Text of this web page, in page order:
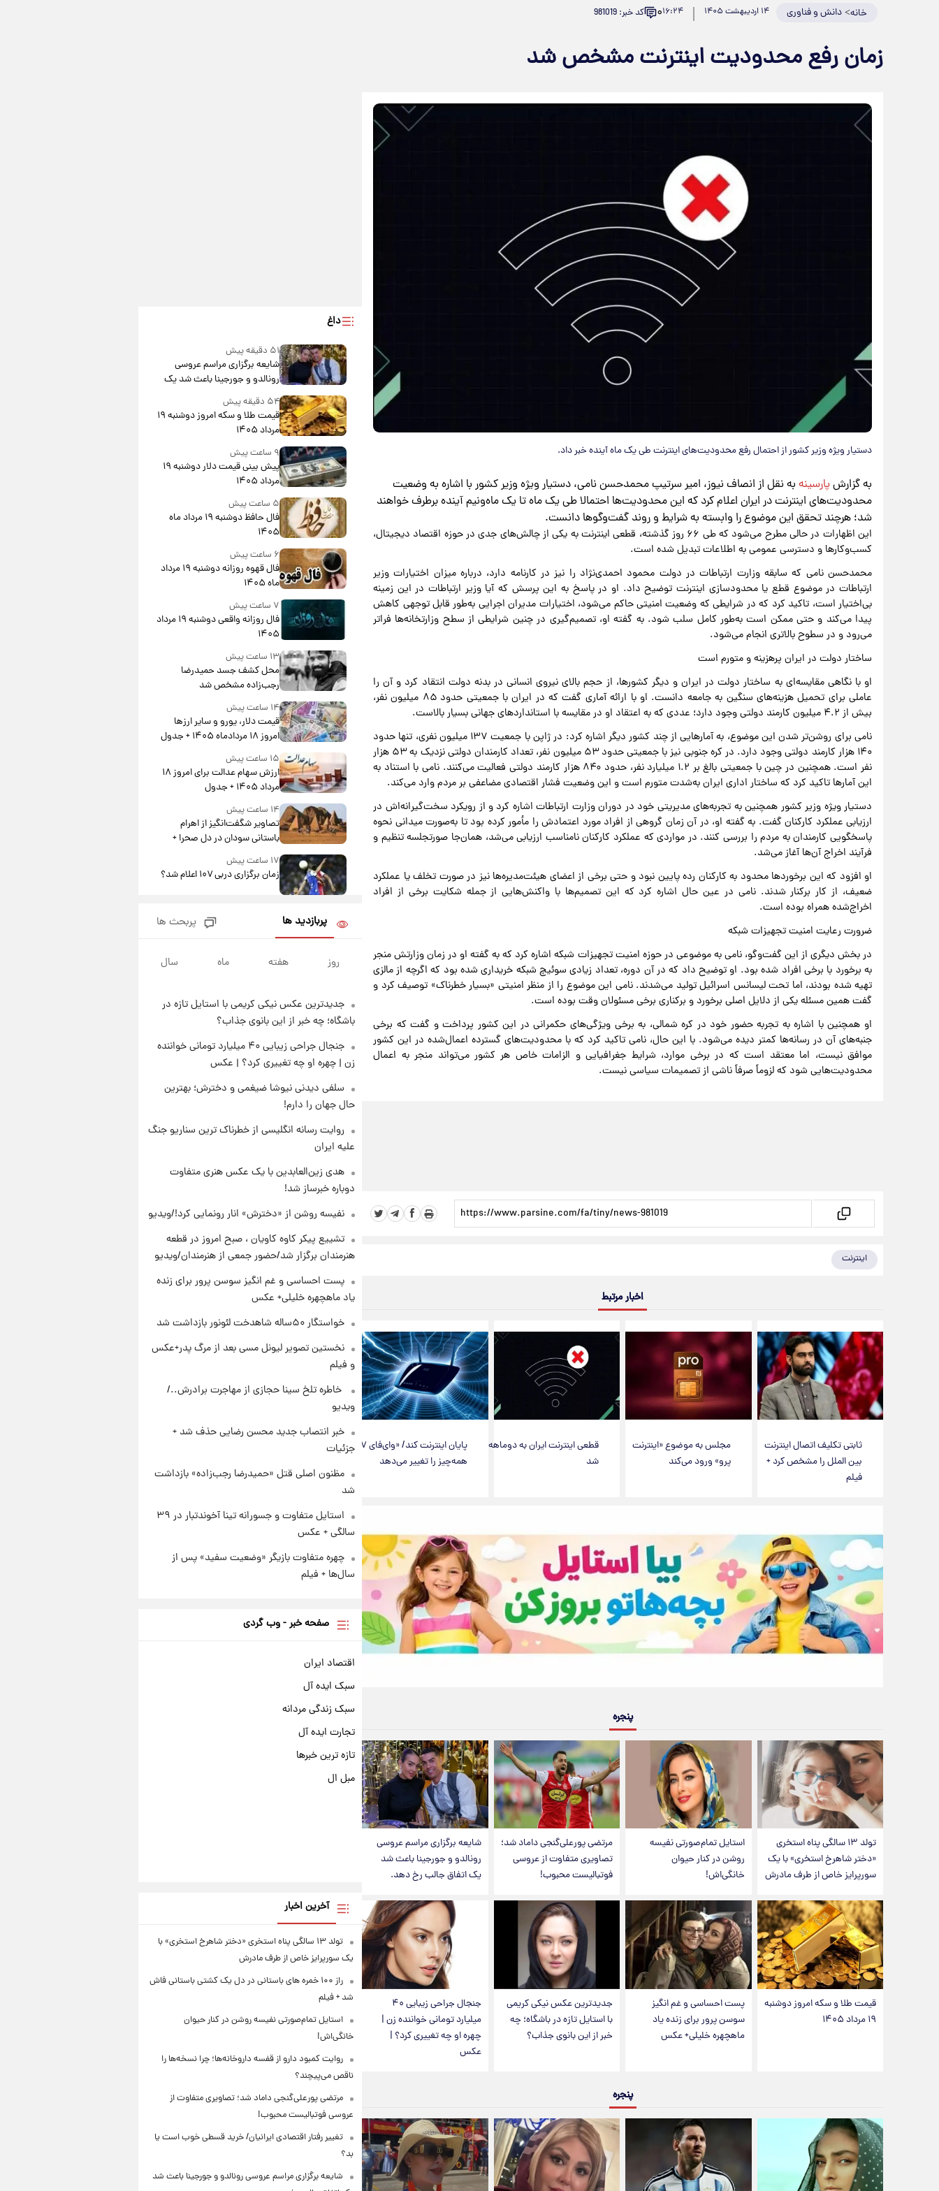
خانه>دانش و فناوری ۱۴ اردیبهشت ۱۴۰۵ ۱۶:۲۴۰ کد خبر: 981019
زمان رفع محدودیت اینترنت مشخص شد
دستیار ویژه وزیر کشور از احتمال رفع محدودیت‌های اینترنت طی یک ماه آینده خبر داد.
به گزارشپارسینه به نقل از انصاف نیوز، امیر سرتیپ محمدحسن نامی، دستیار ویژه وزیر کشور با اشاره به وضعیت
محدودیت‌های اینترنت در ایران اعلام کرد که این محدودیت‌ها احتمالا طی یک ماه تا یک ماه‌ونیم آینده برطرف خواهند
شد؛ هرچند تحقق این موضوع را وابسته به شرایط و روند گفت‌وگوها دانست.
این اظهارات در حالی مطرح می‌شود که طی ۶۶ روز گذشته، قطعی اینترنت به یکی از چالش‌های جدی در حوزه اقتصاد دیجیتال،
کسب‌وکارها و دسترسی عمومی به اطلاعات تبدیل شده است.
محمدحسن نامی که سابقه وزارت ارتباطات در دولت محمود احمدی‌نژاد را نیز در کارنامه دارد، درباره میزان اختیارات وزیر
ارتباطات در موضوع قطع یا محدودسازی اینترنت توضیح داد. او در پاسخ به این پرسش که آیا وزیر ارتباطات در این زمینه
بی‌اختیار است، تاکید کرد که در شرایطی که وضعیت امنیتی حاکم می‌شود، اختیارات مدیران اجرایی به‌طور قابل توجهی کاهش
پیدا می‌کند و حتی ممکن است به‌طور کامل سلب شود. به گفته او، تصمیم‌گیری در چنین شرایطی از سطح وزارتخانه‌ها فراتر
می‌رود و در سطوح بالاتری انجام می‌شود.
ساختار دولت در ایران پرهزینه و متورم است
او با نگاهی مقایسه‌ای به ساختار دولت در ایران و دیگر کشورها، از حجم بالای نیروی انسانی در بدنه دولت انتقاد کرد و آن را
عاملی برای تحمیل هزینه‌های سنگین به جامعه دانست. او با ارائه آماری گفت که در ایران با جمعیتی حدود ۸۵ میلیون نفر،
بیش از ۴.۲ میلیون کارمند دولتی وجود دارد؛ عددی که به اعتقاد او در مقایسه با استانداردهای جهانی بسیار بالاست.
نامی برای روشن‌تر شدن این موضوع، به آمارهایی از چند کشور دیگر اشاره کرد: در ژاپن با جمعیت ۱۳۷ میلیون نفری، تنها حدود
۱۴۰ هزار کارمند دولتی وجود دارد. در کره جنوبی نیز با جمعیتی حدود ۵۳ میلیون نفر، تعداد کارمندان دولتی نزدیک به ۵۳ هزار
نفر است. همچنین در چین با جمعیتی بالغ بر ۱.۲ میلیارد نفر، حدود ۸۴۰ هزار کارمند دولتی فعالیت می‌کنند. نامی با استناد به
این آمارها تاکید کرد که ساختار اداری ایران به‌شدت متورم است و این وضعیت فشار اقتصادی مضاعفی بر مردم وارد می‌کند.
دستیار ویژه وزیر کشور همچنین به تجربه‌های مدیریتی خود در دوران وزارت ارتباطات اشاره کرد و از رویکرد سخت‌گیرانه‌اش در
ارزیابی عملکرد کارکنان گفت. به گفته او، در آن زمان گروهی از افراد مورد اعتمادش را مأمور کرده بود تا به‌صورت میدانی نحوه
پاسخگویی کارمندان به مردم را بررسی کنند. در مواردی که عملکرد کارکنان نامناسب ارزیابی می‌شد، همان‌جا صورتجلسه تنظیم و
فرآیند اخراج آن‌ها آغاز می‌شد.
او افزود که این برخوردها محدود به کارکنان رده پایین نبود و حتی برخی از اعضای هیئت‌مدیره‌ها نیز در صورت تخلف یا عملکرد
ضعیف، از کار برکنار شدند. نامی در عین حال اشاره کرد که این تصمیم‌ها با واکنش‌هایی از جمله شکایت برخی از افراد
اخراج‌شده همراه بوده است.
ضرورت رعایت امنیت تجهیزات شبکه
در بخش دیگری از این گفت‌وگو، نامی به موضوعی در حوزه امنیت تجهیزات شبکه اشاره کرد که به گفته او در زمان وزارتش منجر
به برخورد با برخی افراد شده بود. او توضیح داد که در آن دوره، تعداد زیادی سوئیچ شبکه خریداری شده بود که اگرچه از مالزی
تهیه شده بودند، اما تحت لیسانس اسرائیل تولید می‌شدند. نامی این موضوع را از منظر امنیتی «بسیار خطرناک» توصیف کرد و
گفت همین مسئله یکی از دلایل اصلی برخورد و برکناری برخی مسئولان وقت بوده است.
او همچنین با اشاره به تجربه حضور خود در کره شمالی، به برخی ویژگی‌های حکمرانی در این کشور پرداخت و گفت که برخی
جنبه‌های آن در رسانه‌ها کمتر دیده می‌شود. با این حال، نامی تاکید کرد که با محدودیت‌های گسترده اعمال‌شده در این کشور
موافق نیست، اما معتقد است که در برخی موارد، شرایط جغرافیایی و الزامات خاص هر کشور می‌تواند منجر به اعمال
محدودیت‌هایی شود که لزوماً صرفاً ناشی از تصمیمات سیاسی نیست.
اینترنت
اخبار مرتبط
ثابتی تکلیف اتصال اینترنت
بین الملل را مشخص کرد +
فیلم
مجلس به موضوع «اینترنت
پرو» ورود می‌کند
قطعی اینترنت ایران به دوماهه
شد
همه‌چیز را تغییر می‌دهد
پنجره
تولد ۱۳ سالگی پناه استخری
«دختر شاهرخ استخری» با یک
سورپرایز خاص از طرف مادرش
استایل تمام‌صورتی نفیسه
روشن در کنار حیوان
خانگی‌اش!
مرتضی پورعلی‌گنجی داماد شد؛
تصاویری متفاوت از عروسی
فوتبالیست محبوب!
شایعه برگزاری مراسم عروسی
رونالدو و جورجینا باعث شد
یک اتفاق جالب رخ دهد.
قیمت طلا و سکه امروز دوشنبه
۱۹ مرداد ۱۴۰۵
پست احساسی و غم انگیز
سوسن پرور برای زنده یاد
ماهچهره خلیلی+ عکس
جدیدترین عکس نیکی کریمی
با استایل تازه در باشگاه؛ چه
خبر از این بانوی جذاب؟
جنجال جراحی زیبایی ۴۰
میلیارد تومانی خواننده زن |
چهره او چه تغییری کرد؟ |
عکس
پنجره
داغ
۵۱ دقیقه پیش
شایعه برگزاری مراسم عروسی
رونالدو و جورجینا باعث شد یک
اتفاق جالب رخ دهد.
۵۴ دقیقه پیش
قیمت طلا و سکه امروز دوشنبه ۱۹
مرداد ۱۴۰۵
۹ ساعت پیش
پیش‌ بینی قیمت دلار دوشنبه ۱۹
مرداد ۱۴۰۵
۵ ساعت پیش
فال حافظ دوشنبه ۱۹ مرداد ماه
۱۴۰۵
۶ ساعت پیش
فال قهوه روزانه دوشنبه ۱۹ مرداد
ماه ۱۴۰۵
۷ ساعت پیش
فال روزانه واقعی دوشنبه ۱۹ مرداد
۱۴۰۵
۱۳ ساعت پیش
محل کشف جسد حمیدرضا
رجب‌زاده مشخص شد
۱۴ ساعت پیش
قیمت دلار، یورو و سایر ارزها
امروز ۱۸ مردادماه ۱۴۰۵ + جدول
۱۵ ساعت پیش
ارزش سهام عدالت برای امروز ۱۸
مرداد ۱۴۰۵ + جدول
۱۴ ساعت پیش
تصاویر شگفت‌انگیز از اهرام
باستانی سودان در دل صحرا +
عکس
۱۷ ساعت پیش
زمان برگزاری دربی ۱۰۷ اعلام شد؟
خبر انتصاب جدید محسن رضایی
حذف شد + جزئیات
۱۸ ساعت پیش
۲۲ ساعت پیش
آتش‌سوزی در لوناپارک شیراز؛
آخرین وضعیت خزندگان خطرناک
پس از حادثه
۲۳ ساعت پیش
لئونور بازداشت شد
پربازدید ها پربحث ها
روز هفته ماه سال
جدیدترین عکس نیکی کریمی با استایل تازه در
باشگاه؛ چه خبر از این بانوی جذاب؟
جنجال جراحی زیبایی ۴۰ میلیارد تومانی خواننده
زن | چهره او چه تغییری کرد؟ | عکس
سلفی دیدنی نیوشا ضیغمی و دخترش؛ بهترین
حال جهان را دارم!
روایت رسانه انگلیسی از خطرناک ترین سناریو جنگ
علیه ایران
هدی زین‌العابدین با یک عکس هنری متفاوت
دوباره خبرساز شد!
نفیسه روشن از «دخترش» انار رونمایی کرد!/ویدیو
تشییع پیکر کاوه کاویان ، صبح امروز در قطعه
هنرمندان برگزار شد/حضور جمعی از هنرمندان/ویدیو
پست احساسی و غم انگیز سوسن پرور برای زنده
یاد ماهچهره خلیلی+ عکس
خواستگار ۵۰ساله شاهدخت لئونور بازداشت شد
نخستین تصویر لیونل مسی بعد از مرگ پدر+عکس
و فیلم
⁨ خاطره تلخ سینا حجازی از مهاجرت برادرش../
ویدیو
خبر انتصاب جدید محسن رضایی حذف شد +
جزئیات
مظنون اصلی قتل «حمیدرضا رجب‌زاده» بازداشت
شد
استایل متفاوت و جسورانه تینا آخوندتبار در ۳۹
سالگی + عکس
چهره متفاوت بازیگر «وضعیت سفید» پس از
سال‌ها + فیلم
صفحه خبر - وب گردی
اقتصاد ایران
سبک ایده آل
سبک زندگی مردانه
تجارت ایده آل
تازه ترین خبرها
مبل ال
آخرین اخبار
تولد ۱۳ سالگی پناه استخری «دختر شاهرخ استخری» با
یک سورپرایز خاص از طرف مادرش
راز ۱۰۰ خمره های باستانی در دل یک کشتی باستانی فاش
شد + فیلم
استایل تمام‌صورتی نفیسه روشن در کنار حیوان
خانگی‌اش!
روایت کمبود دارو از قفسه داروخانه‌ها؛ چرا نسخه‌ها را
ناقص می‌پیچند؟
مرتضی پورعلی‌گنجی داماد شد؛ تصاویری متفاوت از
عروسی فوتبالیست محبوب!
تغییر رفتار اقتصادی ایرانیان/ خرید قسطی خوب است یا
بد؟
شایعه برگزاری مراسم عروسی رونالدو و جورجینا باعث شد